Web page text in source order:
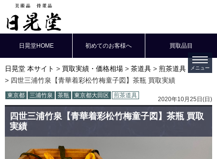
日晃堂HOME 初めてのお客様へ 買取品目
日晃堂 本サイト 買取実績・価格相場 茶道具
煎茶道具
四世三浦竹泉【青華着彩松竹梅童子図】茶瓶 買取実績
東京都 三浦竹泉 茶瓶 東京都大田区 煎茶道具
2020年10月25日(日)
四世三浦竹泉【青華着彩松竹梅童子図】茶瓶 買取
実績